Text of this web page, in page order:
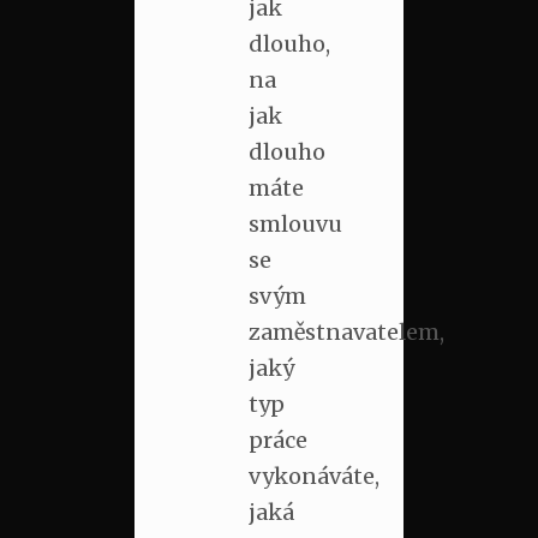
jak
dlouho,
na
jak
dlouho
máte
smlouvu
se
svým
zaměstnavatelem,
jaký
typ
práce
vykonáváte,
jaká